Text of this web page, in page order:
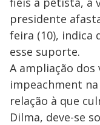
presidente
feira (10), indica
esse suporte.
A ampliação dos
impeachment
relação à que
Dilma, deve-se